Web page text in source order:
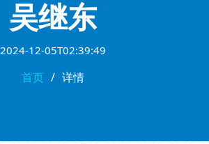
吴继东
2024-12-05T02:39:49
首页 详情